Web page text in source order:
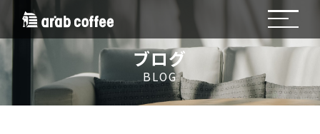
ブログ
BLOG